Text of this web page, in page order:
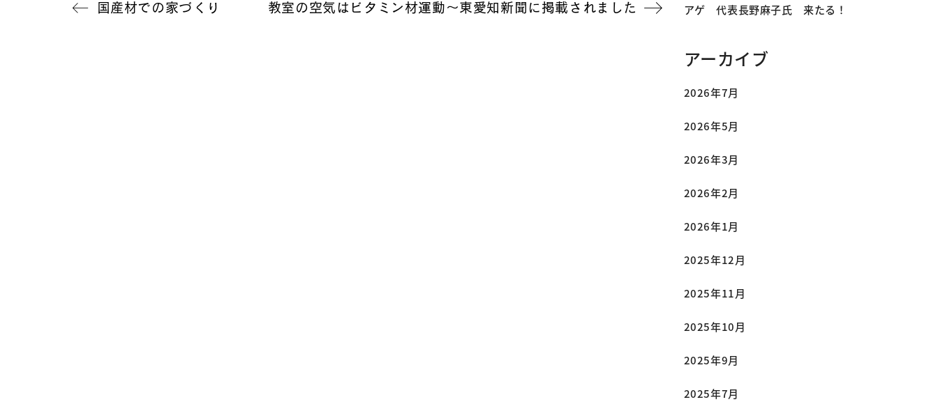
国産材での家づくり 教室の空気はビタミン材運動～東愛知新聞に掲載されました
アゲ 代表長野麻子氏 来たる！
アーカイブ
2026年7月
2026年5月
2026年3月
2026年2月
2026年1月
2025年12月
2025年11月
2025年10月
2025年9月
2025年7月